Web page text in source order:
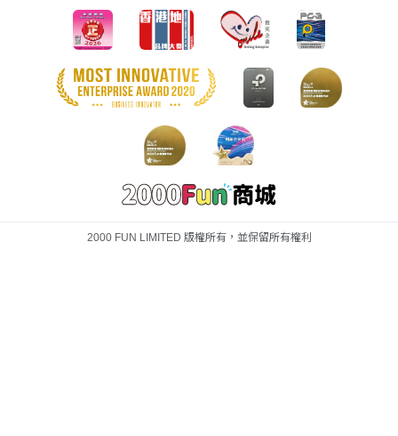
2000 FUN LIMITED 版權所有，並保留所有權利